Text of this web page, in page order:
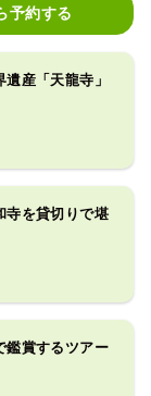
予約する
産「天龍寺」
寺を貸切りで堪
鑑賞するツアー